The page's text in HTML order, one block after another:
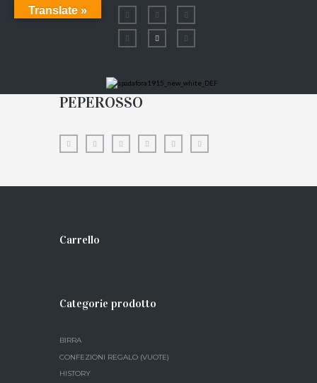
PEPEROSSO
Carrello
Categorie prodotto
BIRRA
CONFEZIONI REGALO (VUOTE)
HISTORY
Translate »